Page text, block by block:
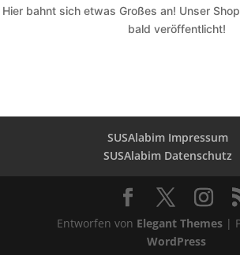
Hier bahnt sich etwas Großes an! Unser
bald veröffentlicht!
SUSAlabim Impressum
SUSAlabim Datenschutz
Entworfen von Elegant Themes|
WordPress